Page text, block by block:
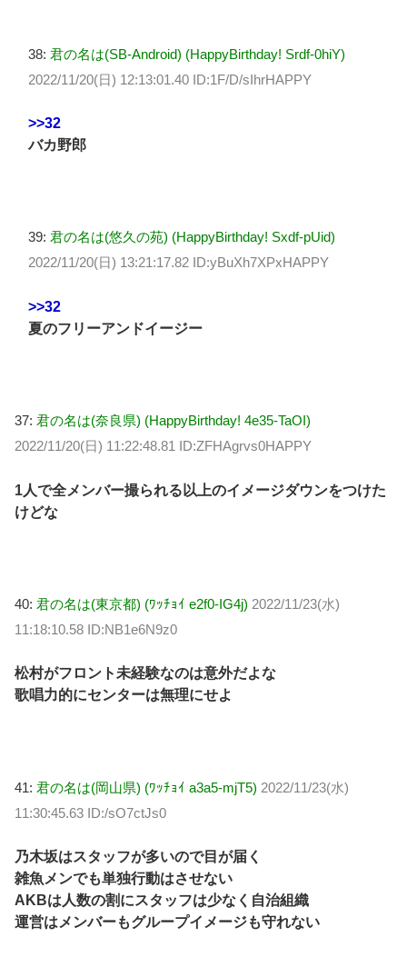
38: 君の名は(SB-Android) (HappyBirthday! Srdf-0hiY)
2022/11/20(日) 12:13:01.40 ID:1F/D/sIhrHAPPY
>>32
バカ野郎
39: 君の名は(悠久の苑) (HappyBirthday! Sxdf-pUid)
2022/11/20(日) 13:21:17.82 ID:yBuXh7XPxHAPPY
>>32
夏のフリーアンドイージー
37: 君の名は(奈良県) (HappyBirthday! 4e35-TaOI)
2022/11/20(日) 11:22:48.81 ID:ZFHAgrvs0HAPPY
1人で全メンバー撮られる以上のイメージダウンをつけた
けどな
40: 君の名は(東京都) (ﾜｯﾁｮｲ e2f0-IG4j) 2022/11/23(水)
11:18:10.58 ID:NB1e6N9z0
松村がフロント未経験なのは意外だよな
歌唱力的にセンターは無理にせよ
41: 君の名は(岡山県) (ﾜｯﾁｮｲ a3a5-mjT5) 2022/11/23(水)
11:30:45.63 ID:/sO7ctJs0
乃木坂はスタッフが多いので目が届く
雑魚メンでも単独行動はさせない
AKBは人数の割にスタッフは少なく自治組織
運営はメンバーもグループイメージも守れない